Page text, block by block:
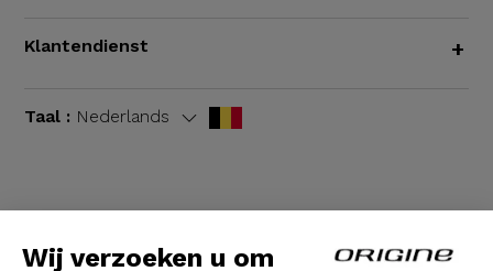
Wij verzoeken u om
Klantendienst +
Taal : Nederlands